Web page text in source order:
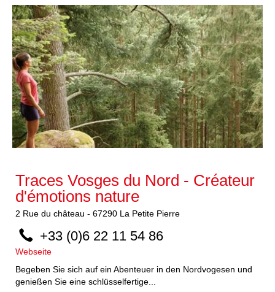
Traces Vosges du Nord - Créateur
d'émotions nature
2 Rue du château - 67290 La Petite Pierre
+33 (0)6 22 11 54 86
Webseite
Begeben Sie sich auf ein Abenteuer in den Nordvogesen und
genießen Sie eine schlüsselfertige...